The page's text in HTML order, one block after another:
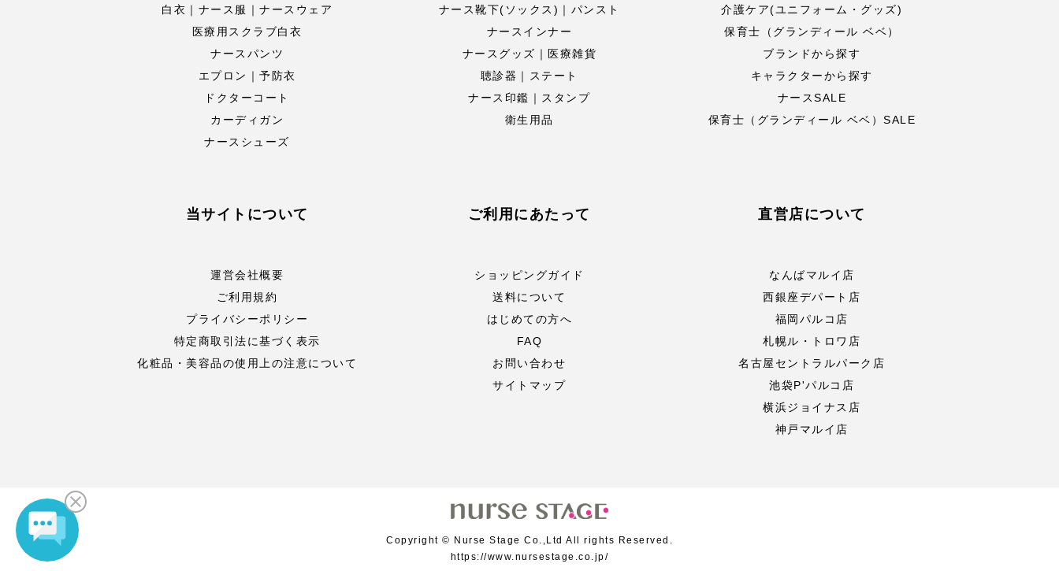
白衣｜ナース服｜ナースウェア
医療用スクラブ白衣
ナースパンツ
エプロン｜予防衣
ドクターコート
カーディガン
ナースシューズ
ナース靴下(ソックス)｜パンスト
ナースインナー
ナースグッズ｜医療雑貨
聴診器｜ステート
ナース印鑑｜スタンプ
衛生用品
介護ケア(ユニフォーム・グッズ)
保育士（グランディール ベベ）
ブランドから探す
キャラクターから探す
ナースSALE
保育士（グランディール ベベ）SALE
当サイトについて
運営会社概要
ご利用規約
プライバシーポリシー
特定商取引法に基づく表示
化粧品・美容品の使用上の注意について
ご利用にあたって
ショッピングガイド
送料について
はじめての方へ
FAQ
お問い合わせ
サイトマップ
直営店について
なんばマルイ店
西銀座デパート店
福岡パルコ店
札幌ル・トロワ店
名古屋セントラルパーク店
池袋P'パルコ店
横浜ジョイナス店
神戸マルイ店
Copyright © Nurse Stage Co.,Ltd All rights Reserved.
https://www.nursestage.co.jp/